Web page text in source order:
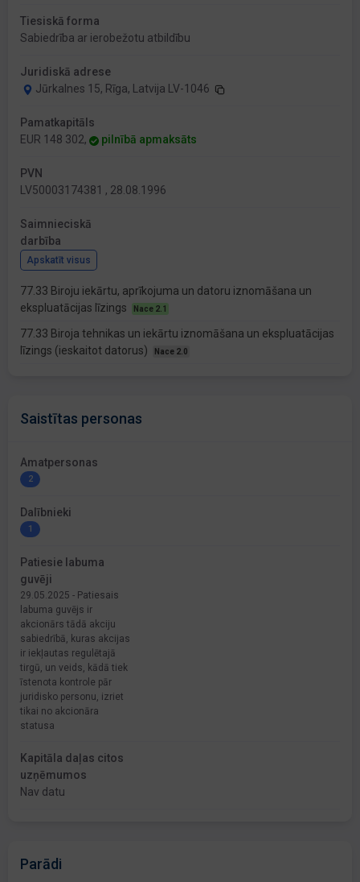
Tiesiskā forma
Sabiedrība ar ierobežotu atbildību
Juridiskā adrese
Jūrkalnes 15, Rīga, Latvija LV-1046
Pamatkapitāls
EUR 148 302,
pilnībā apmaksāts
PVN
LV50003174381 , 28.08.1996
Saimnieciskā
darbība
Apskatīt visus
77.33 Biroju iekārtu, aprīkojuma un datoru iznomāšana un
ekspluatācijas līzings
Nace 2.1
77.33 Biroja tehnikas un iekārtu iznomāšana un ekspluatācijas
līzings (ieskaitot datorus)
Nace 2.0
Saistītas personas
Amatpersonas
2
Dalībnieki
1
Patiesie labuma
guvēji
29.05.2025 - Patiesais
labuma guvējs ir
akcionārs tādā akciju
sabiedrībā, kuras akcijas
ir iekļautas regulētajā
tirgū, un veids, kādā tiek
īstenota kontrole pār
juridisko personu, izriet
tikai no akcionāra
statusa
Kapitāla daļas citos
uzņēmumos
Nav datu
Parādi